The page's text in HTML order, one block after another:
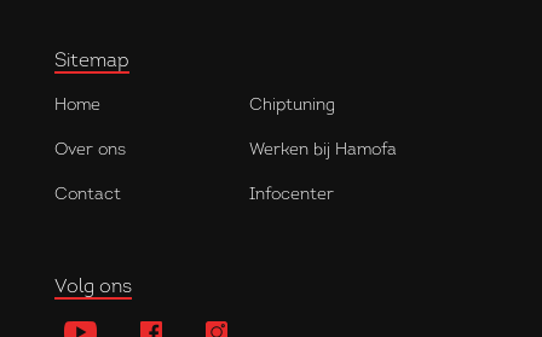
Sitemap
Home Chiptuning
Over ons Werken bij Hamofa
Contact Infocenter
Volg ons